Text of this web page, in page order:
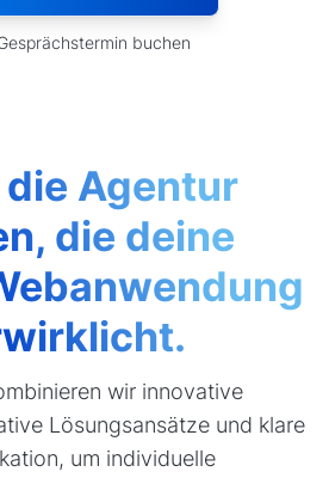
buchen
die Agentur
die deine
wir innovative
Lösungsansätze und klare
um individuelle